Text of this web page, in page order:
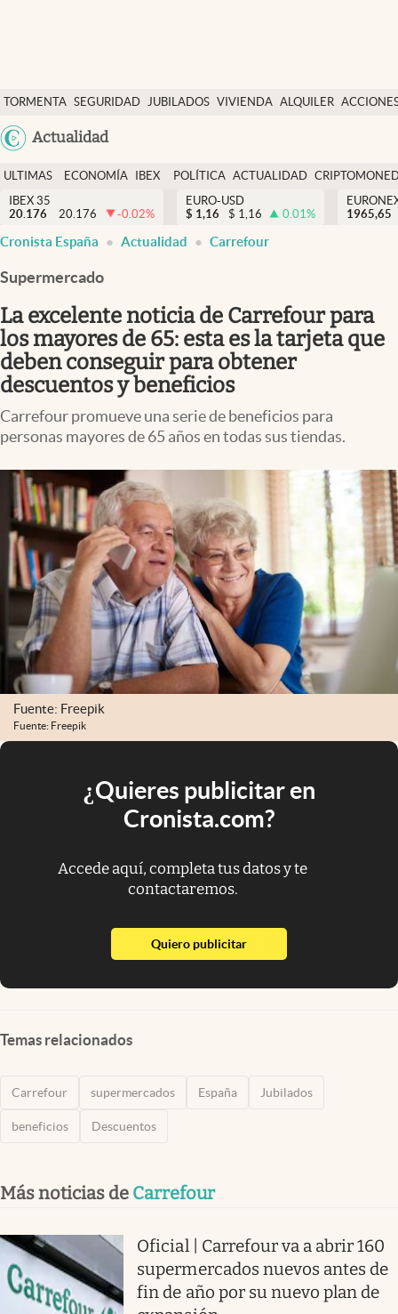
TORMENTA SEGURIDAD JUBILADOS VIVIENDA ALQUILER
USA
Actualidad
Economía y finanzas
Política
Actualidad
Criptomonedas
España
ULTIMAS
NOTICIAS
ECONOMÍA
FINANZAS
IBEX
EURO
POLÍTICA ACTUALIDAD
IBEX 35
20.176
20.176 -0.02%
EURO-USD
$ 1,16 $ 1,16 0.01%
1965,65
Cronista España Actualidad Carrefour
Supermercado
La excelente noticia de Carrefour para
los mayores de 65: esta es la tarjeta que
deben conseguir para obtener
descuentos y beneficios
Carrefour promueve una serie de beneficios para
personas mayores de 65 años en todas sus tiendas.
Fuente: Freepik
Fuente: Freepik
¿Quieres publicitar en
Cronista.com?
Accede aquí, completa tus datos y te
contactaremos.
Quiero publicitarabre en nueva pestaña
Temas relacionados
Carrefour supermercados España Jubilados
beneficios Descuentos
Más noticias de Carrefour
Oficial | Carrefour va a abrir 160
supermercados nuevos antes de
fin de año por su nuevo plan de